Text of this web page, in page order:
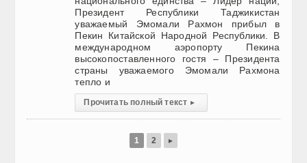
Президент Республики Таджикистан
уважаемый Эмомали Рахмон прибыл в
Пекин Китайской Народной Республики. В
международном аэропорту Пекина
высокопоставленного гостя – Президента
страны уважаемого Эмомали Рахмона
тепло и
Прочитать полный текст ▸
1 2 ▸